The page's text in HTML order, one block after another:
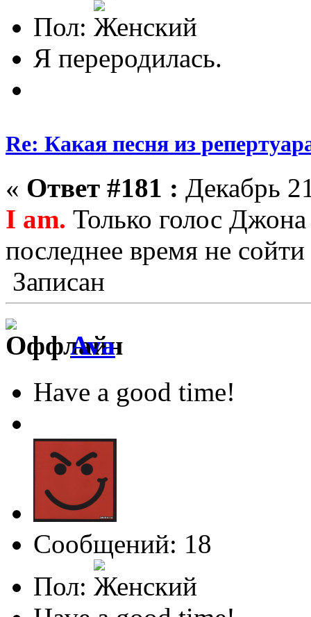
Пол:
Я переродилась.
Re: Какая песня из
« Ответ #181 : Декабрь
I am. Только голос
последнее время не
Записан
Ava
Have a good time!
Сообщений: 18
Пол: